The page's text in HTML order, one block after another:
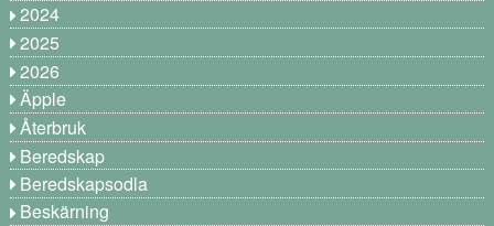
2024
2025
2026
Äpple
Återbruk
Beredskap
Beredskapsodla
Beskärning